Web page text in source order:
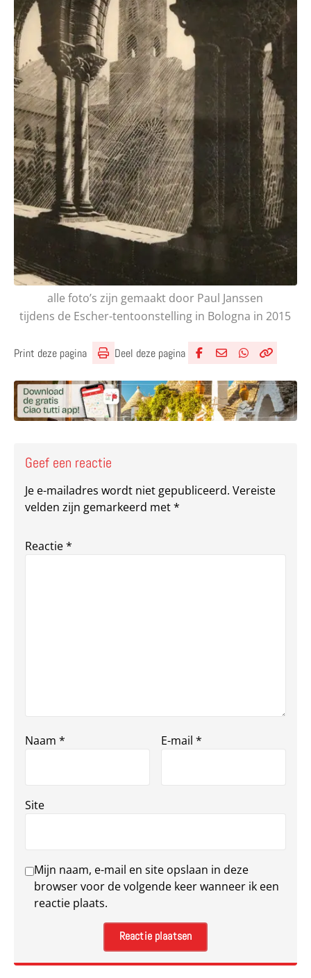
alle foto’s zijn gemaakt door Paul Janssen
tijdens de Escher-tentoonstelling in Bologna in 2015
Print deze pagina Deel deze pagina
Geef een reactie
Je e-mailadres wordt niet gepubliceerd. Vereiste
velden zijn gemarkeerd met*
Reactie*
Naam * E-mail *
Site
Mijn naam, e-mail en site opslaan in deze
browser voor de volgende keer wanneer ik een
reactie plaats.